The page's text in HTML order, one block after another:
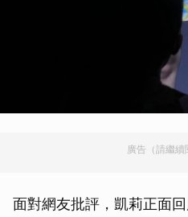
廣告（請繼續
面對網友批評，凱莉正面